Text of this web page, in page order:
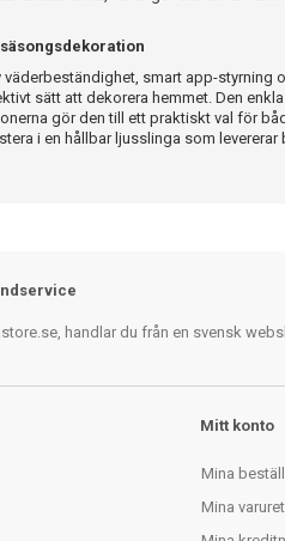
smart app-styrning
sätt att dekorera hemmet. Den
gör den till ett praktiskt val för
i en hållbar ljusslinga som
handlar du från en svensk
Mitt konto
Mina
Mina